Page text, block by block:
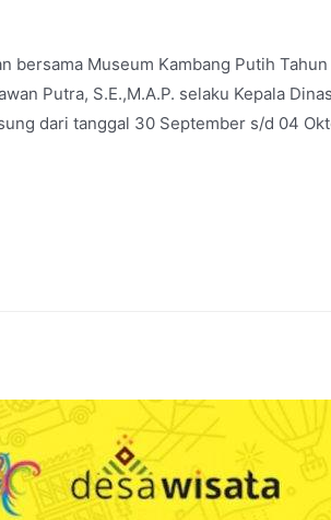
bersama Museum Kambang Putih
Putra, S.E.,M.A.P. selaku Kepala
dari tanggal 30 September s/d 04